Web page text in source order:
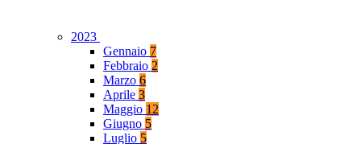
2023
Gennaio 7
Febbraio 2
Marzo 6
Aprile 3
Maggio 12
Giugno 5
Luglio 5